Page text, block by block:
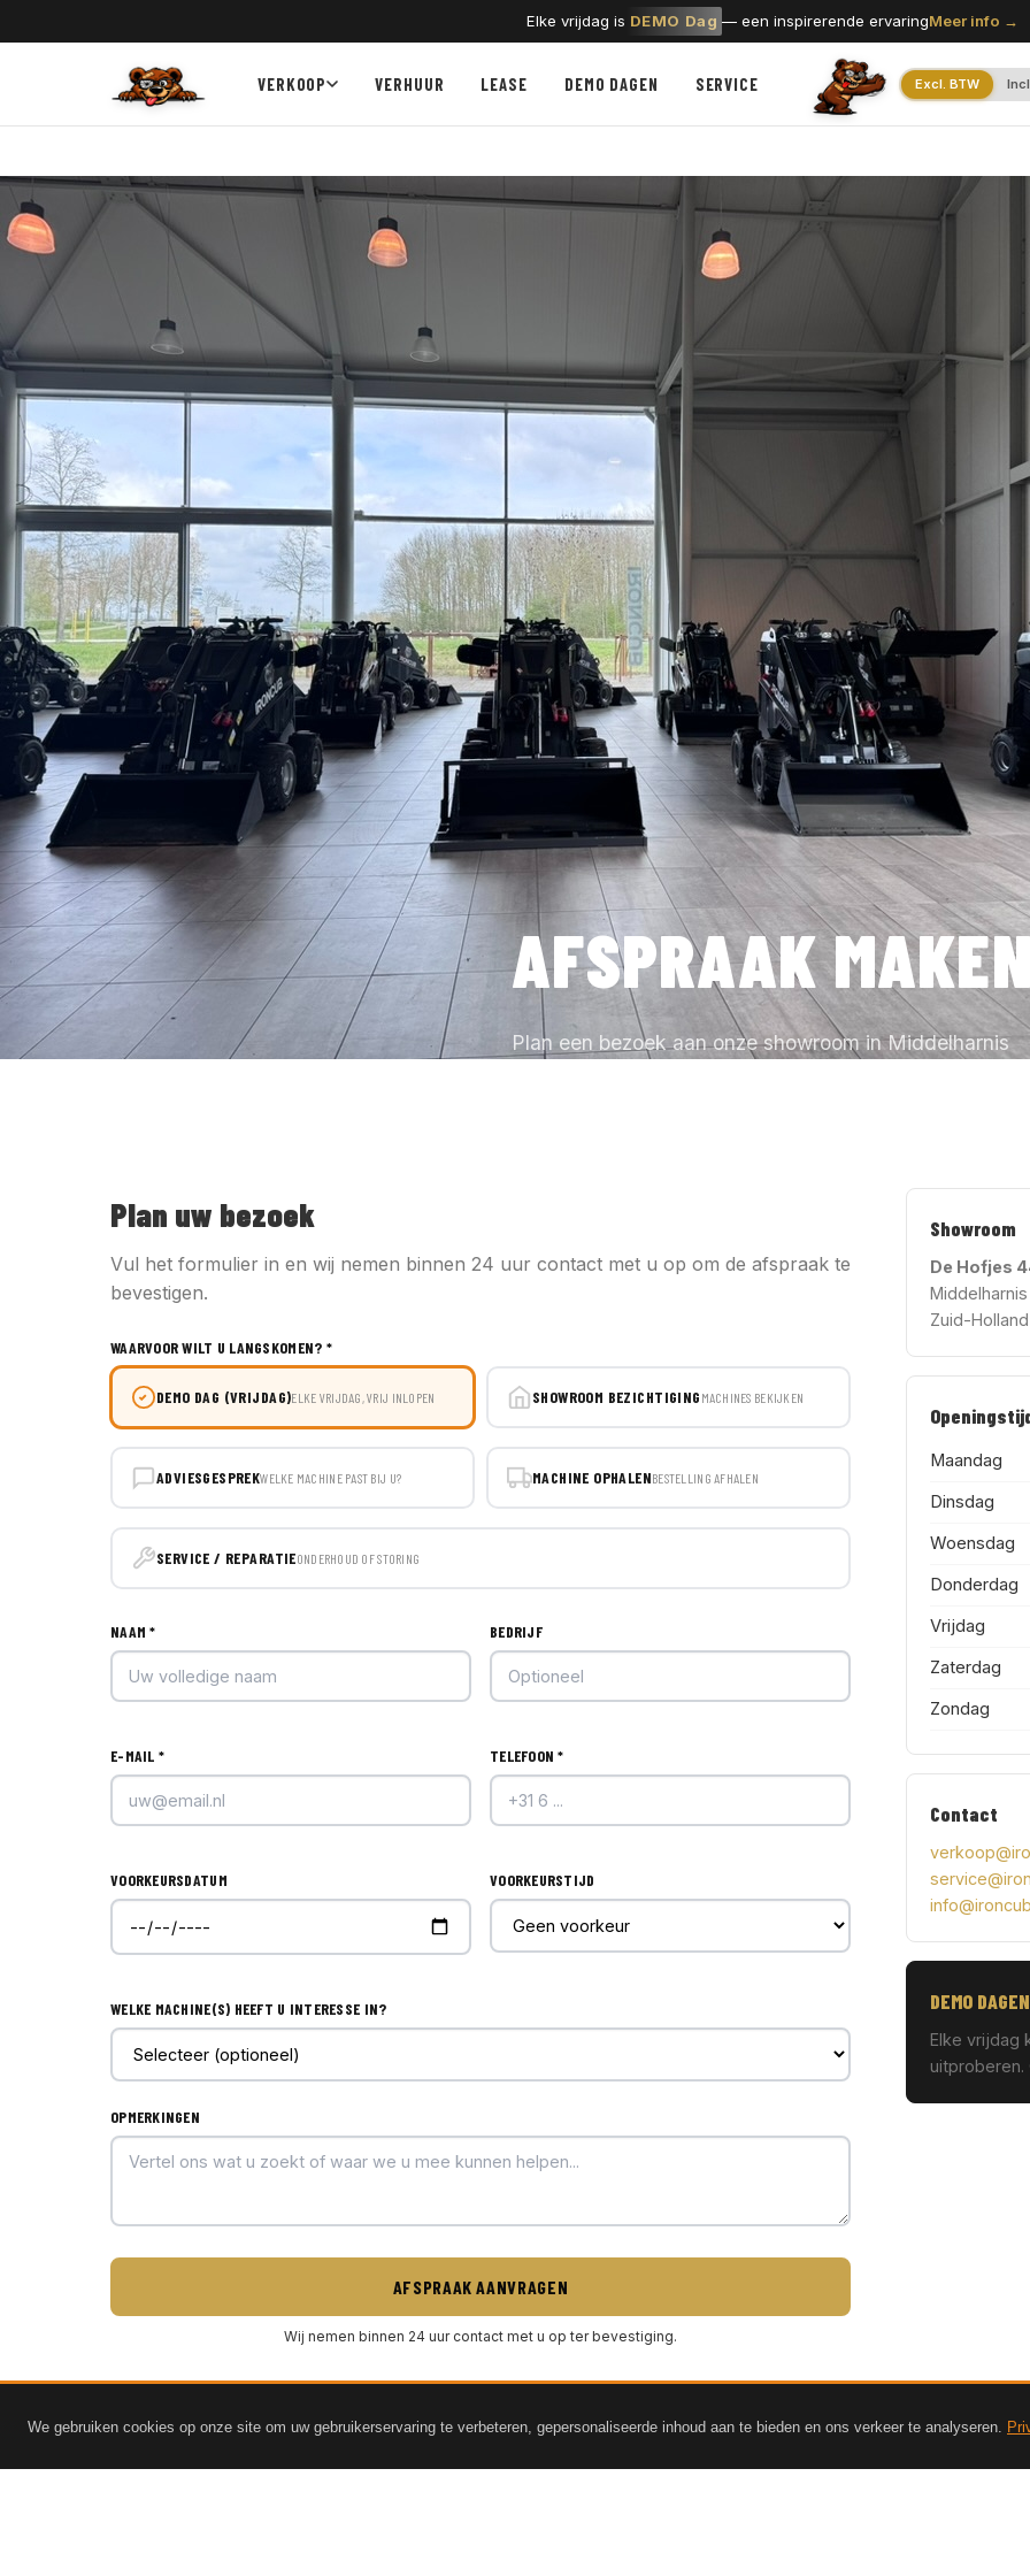
Elke vrijdag is DEMO Dag — een inspirerende ervaringMeer info →
VERKOOP VERHUUR LEASE DEMO DAGEN SERVICE Excl. BTW
AFSPRAAK
Plan een bezoek aan onze showroom in Middelharnis
Plan uw bezoek
Vul het formulier in en wij nemen binnen 24 uur contact met u op om de afspraak te
bevestigen.
WAARVOOR WILT U LANGSKOMEN? *
DEMO DAG (VRIJDAG)ELKE VRIJDAG, VRIJ INLOPEN SHOWROOM BEZICHTIGING MACHINES BEKIJKEN
ADVIESGESPREKWELKE MACHINE PAST BIJ U? MACHINE OPHALENBESTELLING AFHALEN
SERVICE / REPARATIEONDERHOUD OF STORING
NAAM * BEDRIJF
E-MAIL * TELEFOON *
VOORKEURSDATUM VOORKEURSTIJD
WELKE MACHINE(S) HEEFT U INTERESSE IN?
OPMERKINGEN
AFSPRAAK AANVRAGEN
Wij nemen binnen 24 uur contact met u op ter bevestiging.
Showroom
De Hofjes
Middelharnis
Zuid-Holland
Maandag
Dinsdag
Woensdag
Donderdag
Vrijdag
Zaterdag
Zondag
Contact
DEMO DAGEN
Elke vrijdag
We gebruiken cookies op onze site om uw gebruikerservaring te verbeteren, gepersonaliseerde inhoud aan te bieden en ons verkeer te analyseren.